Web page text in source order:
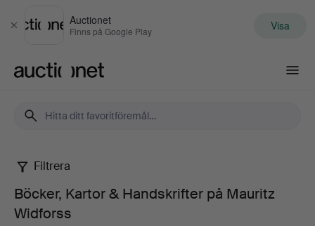
Stäng
Auctionet
Finns på Google Play Visa
Böcker,
Kartor
Filtrera
Böcker, Kartor & Handskrifter på Mauritz
Widforss